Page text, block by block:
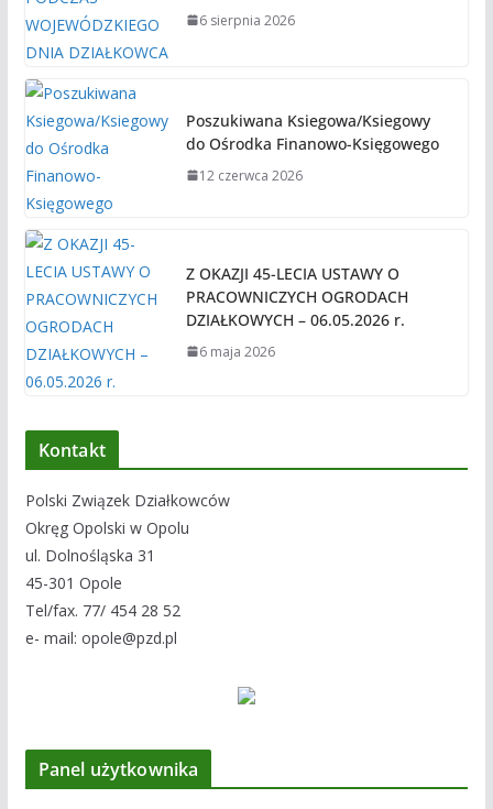
6 sierpnia 2026
Poszukiwana Ksiegowa/Ksiegowy
do Ośrodka Finanowo-Księgowego
12 czerwca 2026
Z OKAZJI 45-LECIA USTAWY O
PRACOWNICZYCH OGRODACH
DZIAŁKOWYCH – 06.05.2026 r.
6 maja 2026
Kontakt
Polski Związek Działkowców
Okręg Opolski w Opolu
ul. Dolnośląska 31
45-301 Opole
Tel/fax. 77/ 454 28 52
e- mail: opole@pzd.pl
Panel użytkownika